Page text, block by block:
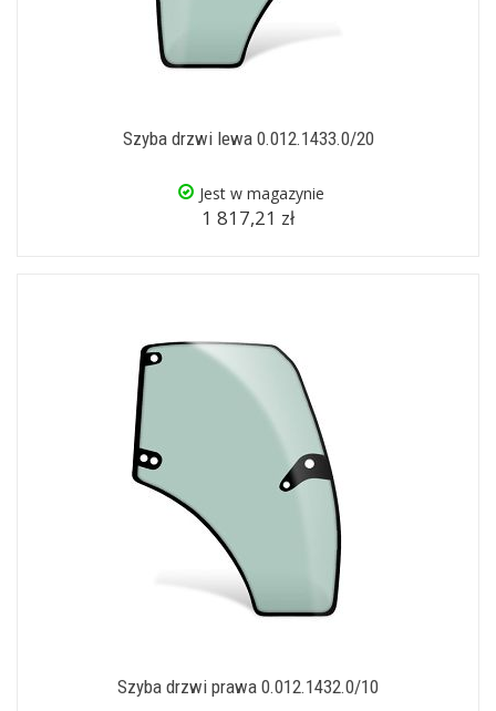
Szyba drzwi lewa 0.012.1433.0/20
Jest w magazynie
1 817,21 zł
Szyba drzwi prawa 0.012.1432.0/10